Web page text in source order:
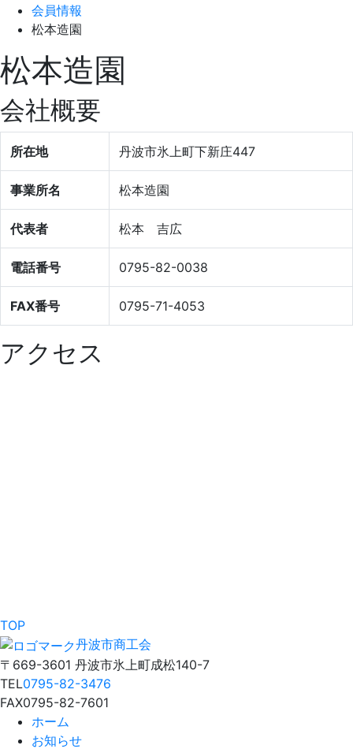
会員情報
松本造園
松本造園
会社概要
所在地 丹波市氷上町下新庄447
事業所名 松本造園
代表者 松本 吉広
電話番号 0795-82-0038
FAX番号 0795-71-4053
アクセス
TOP
丹波市商工会
〒669-3601 丹波市氷上町成松140-7
TEL0795-82-3476
FAX0795-82-7601
ホーム
お知らせ